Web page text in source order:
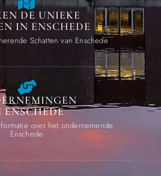
DE UNIEKE
IN ENSCHEDE
Schatten van Enschede
ENSCHEDE
over het ondernemende
Enschede